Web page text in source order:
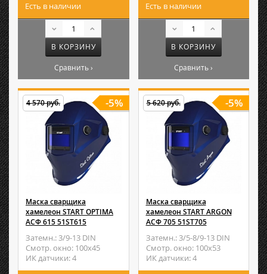
Есть в наличии
В КОРЗИНУ
Сравнить ›
Есть в наличии
В КОРЗИНУ
Сравнить ›
Маска сварщика
хамелеон START OPTIMA
АСФ 615 51ST615
-5%
4 570 руб.
Затемн.: 3/9-13 DIN
Смотр. окно: 100х45
ИК датчики: 4
Маска сварщика
хамелеон START ARGON
АСФ 705 51ST705
-5%
5 620 руб.
Затемн.: 3/5-8/9-13 DIN
Смотр. окно: 100х53
ИК датчики: 4